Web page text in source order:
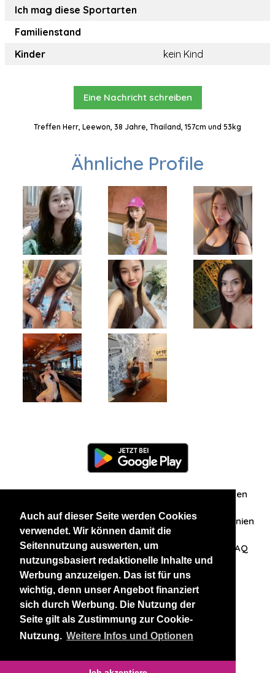
Auch auf dieser Seite werden Cookies
verwendet. Wir können damit die
Seitennutzung auswerten, um
nutzungsbasiert redaktionelle Inhalte und
Werbung anzuzeigen. Das ist für uns
wichtig, denn unser Angebot finanziert
sich durch Werbung. Die Nutzung der
Seite gilt als Zustimmung zur Cookie-
Nutzung. Weitere Infos und Optionen
Ich mag diese Sportarten
Familienstand
Kinder
kein Kind
Eine Nachricht schreiben
Treffen Herr, Leewon, 38 Jahre, Thailand, 157cm und 53kg
Ähnliche Profile
Zuschriften/Erfahrungen
Datenschutzerklärung AGB Datenschutzrichtlinien
Nehmen Sie Kontakt mit uns auf FAQ
Unsere anderen Websites
BlackAndBeauties RussianKisses